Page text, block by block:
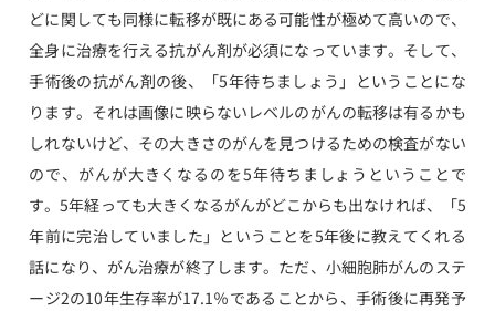
どに関しても同様に転移が既にある可能性が極めて高いので、
全身に治療を行える抗がん剤が必須になっています。そして、
手術後の抗がん剤の後、「5年待ちましょう」ということにな
ります。それは画像に映らないレベルのがんの転移は有るかも
しれないけど、その大きさのがんを見つけるための検査がない
ので、がんが大きくなるのを5年待ちましょうということで
す。5年経っても大きくなるがんがどこからも出なければ、「5
年前に完治していました」ということを5年後に教えてくれる
話になり、がん治療が終了します。ただ、小細胞肺がんのステ
ージ2の10年生存率が17.1％であることから、手術後に再発予